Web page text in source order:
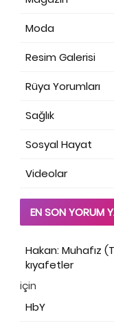
Moda
Resim Galerisi
Rüya Yorumları
Sağlık
Sosyal Hayat
Videolar
EN SON YORUM
Hakan: Muhafız
kıyafetler
için
HbY